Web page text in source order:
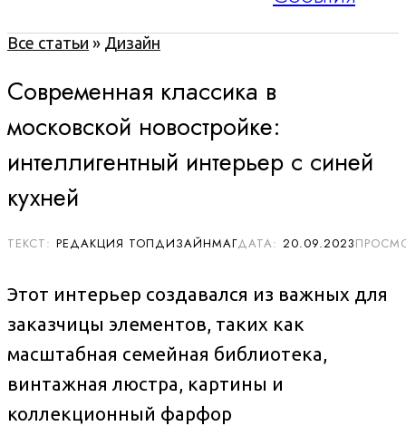
Все статьи » Дизайн
Современная классика в
московской новостройке:
интеллигентный интерьер с синей
кухней
РЕДАКЦИЯ ТОПДИЗАЙНМАГ 20.09.2023
Этот интерьер создавался из важных для
заказчицы элементов, таких как
масштабная семейная библиотека,
винтажная люстра, картины и
коллекционный фарфор